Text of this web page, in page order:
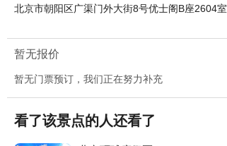
北京市朝阳区广渠门外大街8号优士阁B座2604室
暂无报价
暂无门票预订，我们正在努力补充
看了该景点的人还看了